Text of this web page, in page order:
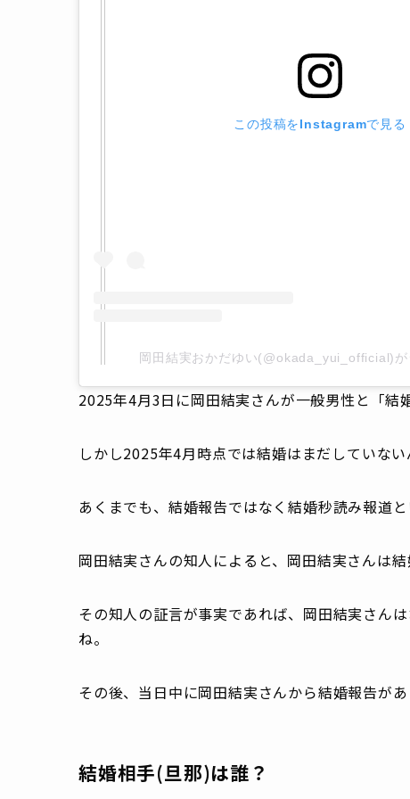
この投稿をInstagramで見る
岡田結実おかだゆい(@okada_yui_official)が
2025年4月3日に岡田結実さんが一般男性と「結
しかし2025年4月時点では結婚はまだしていない
あくまでも、結婚報告ではなく結婚秒読み報道と
岡田結実さんの知人によると、岡田結実さんは
その知人の証言が事実であれば、岡田結実さん
ね。
その後、当日中に岡田結実さんから結婚報告があ
結婚相手(旦那)は誰？